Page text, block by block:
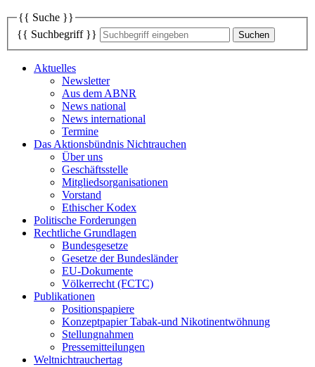
{{ Suche }}
{{ Suchbegriff }}
Aktuelles
Newsletter
Aus dem ABNR
News national
News international
Termine
Das Aktionsbündnis Nichtrauchen
Über uns
Geschäftsstelle
Mitgliedsorganisationen
Vorstand
Ethischer Kodex
Politische Forderungen
Rechtliche Grundlagen
Bundesgesetze
Gesetze der Bundesländer
EU-Dokumente
Völkerrecht (FCTC)
Publikationen
Positionspapiere
Konzeptpapier Tabak-und Nikotinentwöhnung
Stellungnahmen
Pressemitteilungen
Weltnichtrauchertag